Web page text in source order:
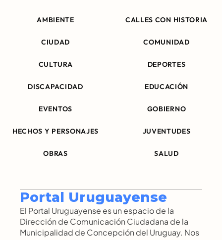
AMBIENTE CALLES CON HISTORIA
CIUDAD COMUNIDAD
CULTURA DEPORTES
DISCAPACIDAD EDUCACIÓN
EVENTOS GOBIERNO
HECHOS Y PERSONAJES JUVENTUDES
OBRAS SALUD
Portal Uruguayense
El Portal Uruguayense es un espacio de la
Dirección de Comunicación Ciudadana de la
Municipalidad de Concepción del Uruguay. Nos